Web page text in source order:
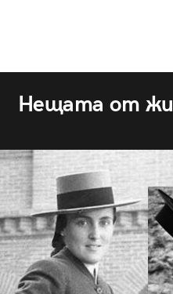
Нещата от